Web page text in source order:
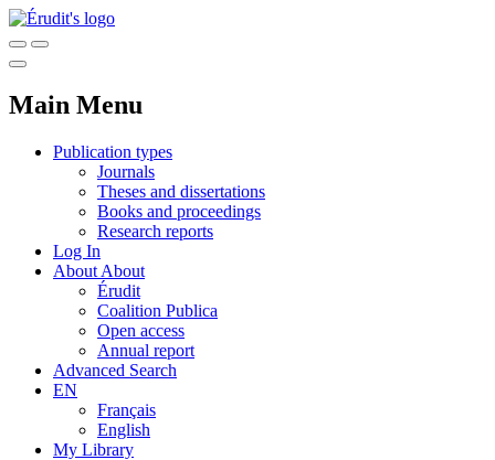
Main Menu
Publication types
Journals
Theses and dissertations
Books and proceedings
Research reports
Log In
About About
Érudit
Coalition Publica
Open access
Annual report
Advanced Search
EN
Français
English
My Library